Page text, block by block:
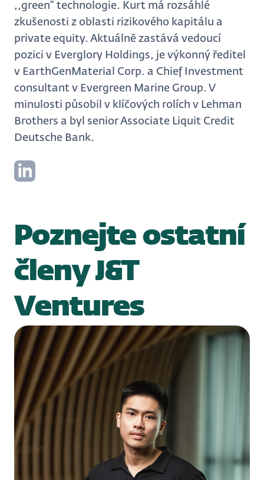
,,green“ technologie. Kurt má rozsáhlé
zkušenosti z oblasti rizikového kapitálu a
private equity. Aktuálně zastává vedoucí
pozici v Everglory Holdings, je výkonný ředitel
v EarthGenMaterial Corp. a Chief Investment
consultant v Evergreen Marine Group. V
minulosti působil v klíčových rolích v Lehman
Brothers a byl senior Associate Liquit Credit
Deutsche Bank.
Poznejte ostatní
členy J&T
Ventures